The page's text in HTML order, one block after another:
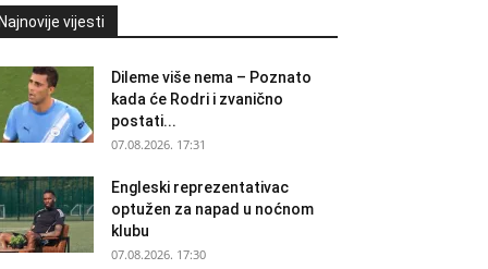
Najnovije vijesti
Dileme više nema – Poznato
kada će Rodri i zvanično
postati...
07.08.2026. 17:31
Engleski reprezentativac
optužen za napad u noćnom
klubu
07.08.2026. 17:30